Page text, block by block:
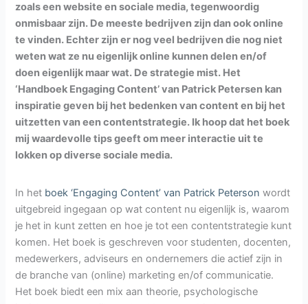
zoals een website en sociale media, tegenwoordig
onmisbaar zijn. De meeste bedrijven zijn dan ook online
te vinden. Echter zijn er nog veel bedrijven die nog niet
weten wat ze nu eigenlijk online kunnen delen en/of
doen eigenlijk maar wat. De strategie mist. Het
‘Handboek Engaging Content’ van Patrick Petersen kan
inspiratie geven bij het bedenken van content en bij het
uitzetten van een contentstrategie. Ik hoop dat het boek
mij waardevolle tips geeft om meer interactie uit te
lokken op diverse sociale media.
In het boek ‘Engaging Content’ van Patrick Petersonwordt
uitgebreid ingegaan op wat content nu eigenlijk is, waarom
je het in kunt zetten en hoe je tot een contentstrategie kunt
komen. Het boek is geschreven voor studenten, docenten,
medewerkers, adviseurs en ondernemers die actief zijn in
de branche van (online) marketing en/of communicatie.
Het boek biedt een mix aan theorie, psychologische